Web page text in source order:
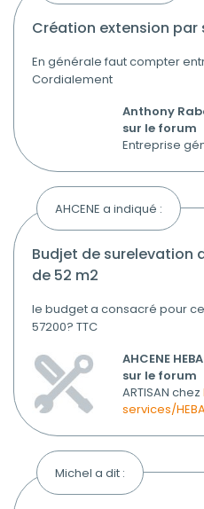
création extension
En générale faut compter
Cordialement
Anthony
sur le forum
Entreprise
AHCENE a indiqué :
budjet de surelevation d un pavillon de 1930
de 52 m2
le budget a consacré pour
57200? TTC
AHCENE
sur le forum
ARTISAN chez
services/
Michel a dit :